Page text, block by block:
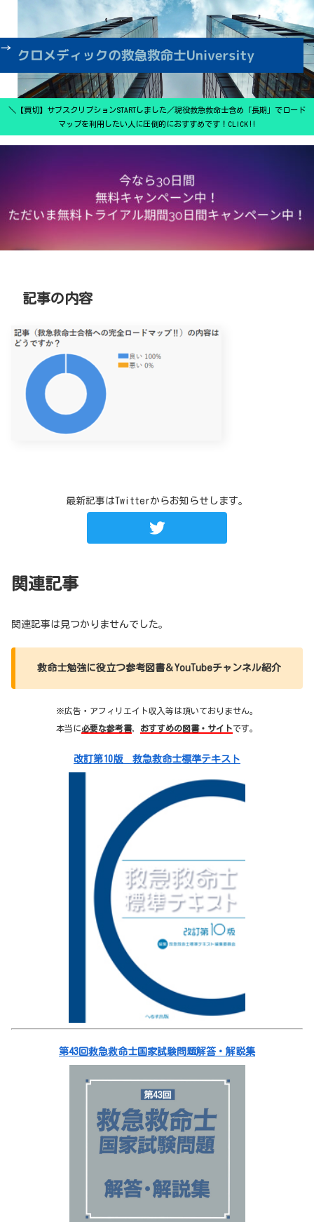
＼【買切】サブスクリプションSTARTしました／現役救急救命士含め「長期」でロード
マップを利用したい人に圧倒的におすすめです！CLICK‼
記事の内容
最新記事はTwitterからお知らせします。
関連記事
関連記事は見つかりませんでした。
救命士勉強に役立つ参考図書＆YouTubeチャンネル紹介
※広告・アフィリエイト収入等は頂いておりません。
本当に必要な参考書， おすすめの図書・サイトです。
改訂第10版 救急救命士標準テキスト
第43回救急救命士国家試験問題解答・解説集